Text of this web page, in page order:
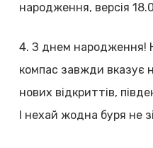
народження, версія
4. З днем народження!
компас завжди вказує
нових відкриттів,
І нехай жодна буря не